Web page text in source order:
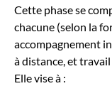
Cette phase se
chacune (selon la
accompagnement
à distance, et
Elle vise à :